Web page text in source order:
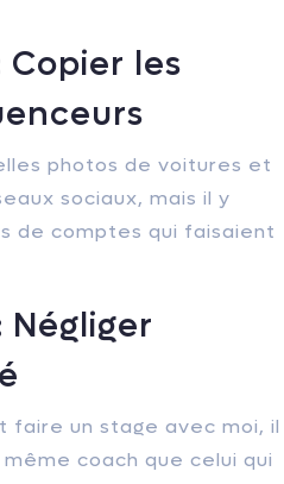
Copier les
photos de voitures et
sociaux, mais il y
de comptes qui faisaient
Négliger
faire un stage avec moi, il
coach que celui qui